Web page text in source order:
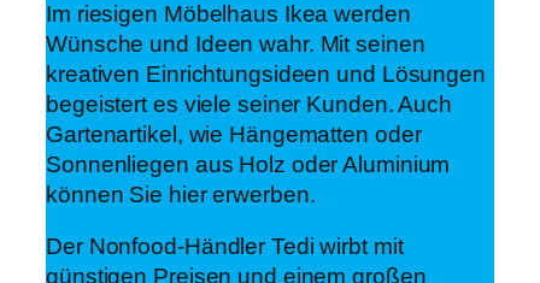
Im riesigen Möbelhaus Ikea werden
Wünsche und Ideen wahr. Mit seinen
kreativen Einrichtungsideen und Lösungen
begeistert es viele seiner Kunden. Auch
Gartenartikel, wie Hängematten oder
Sonnenliegen aus Holz oder Aluminium
können Sie hier erwerben.
Der Nonfood-Händler Tedi wirbt mit
günstigen Preisen und einem großen